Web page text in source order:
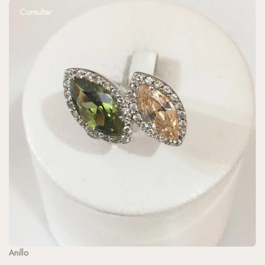
Consultar
Anillo